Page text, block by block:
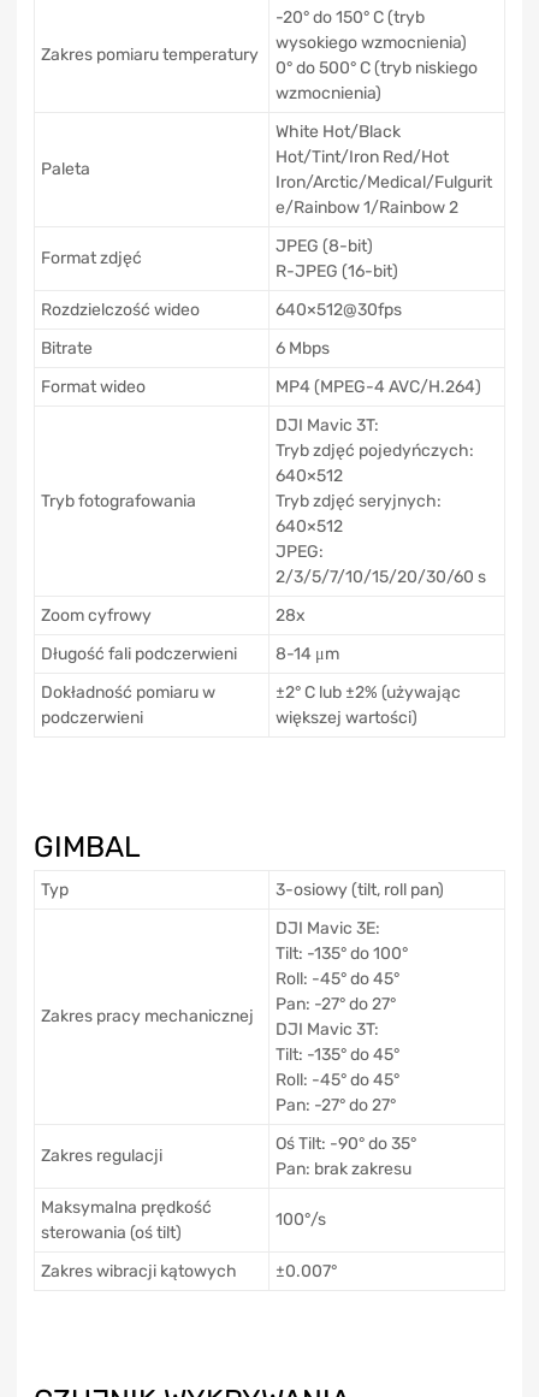
Zakres pomiaru temperatury
-20° do 150° C (tryb
wysokiego wzmocnienia)
0° do 500° C (tryb niskiego
wzmocnienia)
Paleta
White Hot/Black
Hot/Tint/Iron Red/Hot
Iron/Arctic/Medical/Fulgurit
e/Rainbow 1/Rainbow 2
Format zdjęć
JPEG (8-bit)
R-JPEG (16-bit)
Rozdzielczość wideo
640×512@30fps
Bitrate
6 Mbps
Format wideo
MP4 (MPEG-4 AVC/H.264)
Tryb fotografowania
DJI Mavic 3T:
Tryb zdjęć pojedyńczych:
640×512
Tryb zdjęć seryjnych:
640×512
JPEG:
2/3/5/7/10/15/20/30/60 s
Zoom cyfrowy
28x
Długość fali podczerwieni
8-14 μm
Dokładność pomiaru w
podczerwieni
±2° C lub ±2% (używając
większej wartości)
GIMBAL
Typ 3-osiowy (tilt, roll pan)
Zakres pracy mechanicznej
DJI Mavic 3E:
Tilt: -135° do 100°
Roll: -45° do 45°
Pan: -27° do 27°
DJI Mavic 3T:
Tilt: -135° do 45°
Roll: -45° do 45°
Pan: -27° do 27°
Zakres regulacji
Oś Tilt: -90° do 35°
Pan: brak zakresu
Maksymalna prędkość
sterowania (oś tilt)
100°/s
Zakres wibracji kątowych ±0.007°